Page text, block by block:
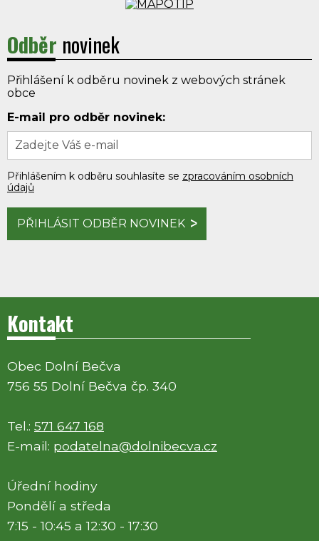
Odběr novinek
Přihlášení k odběru novinek z webových stránek
obce
E-mail pro odběr novinek:
Přihlášením k odběru souhlasíte se zpracováním osobních
údajů
PŘIHLÁSIT ODBĚR NOVINEK
Kontakt
Obec Dolní Bečva
756 55 Dolní Bečva čp. 340
Tel.: 571 647 168
E-mail: podatelna@dolnibecva.cz
Úřední hodiny
Pondělí a středa
7:15 - 10:45 a 12:30 - 17:30